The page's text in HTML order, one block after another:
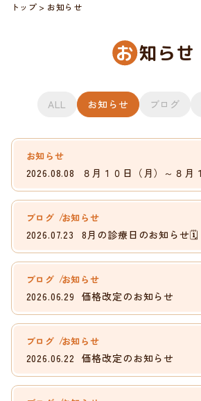
トップ お知らせ
お知らせ
ALL お知らせ ブログ
お知らせ
2026.08.08
ブログ お知らせ
2026.07.23
ブログ お知らせ
2026.06.29 価格改定のお知らせ
ブログ お知らせ
2026.06.22 価格改定のお知らせ